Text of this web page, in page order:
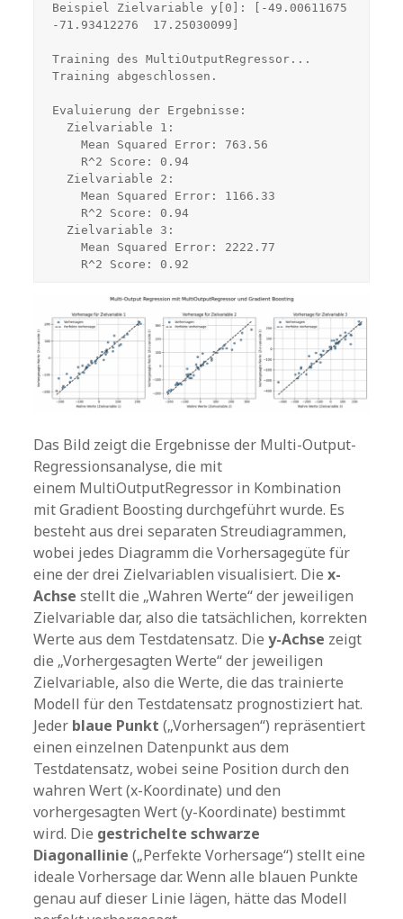
Beispiel Zielvariable y[0]: [-49.00611675
-71.93412276  17.25030099]
Training des MultiOutputRegressor...
Training abgeschlossen.
Evaluierung der Ergebnisse:
    R^2 Score: 0.92
Das Bild zeigt die Ergebnisse der Multi-Output-
Regressionsanalyse, die mit
einem MultiOutputRegressor in Kombination
mit Gradient Boosting durchgeführt wurde. Es
besteht aus drei separaten Streudiagrammen,
wobei jedes Diagramm die Vorhersagegüte für
eine der drei Zielvariablen visualisiert. Diex-
Achse stellt die „Wahren Werte“ der jeweiligen
Zielvariable dar, also die tatsächlichen, korrekten
Werte aus dem Testdatensatz. Diey-Achse zeigt
die „Vorhergesagten Werte“ der jeweiligen
Zielvariable, also die Werte, die das trainierte
Modell für den Testdatensatz prognostiziert hat.
Jeder blaue Punkt („Vorhersagen“) repräsentiert
einen einzelnen Datenpunkt aus dem
Testdatensatz, wobei seine Position durch den
wahren Wert (x-Koordinate) und den
vorhergesagten Wert (y-Koordinate) bestimmt
wird. Die gestrichelte schwarze
Diagonallinie („Perfekte Vorhersage“) stellt eine
ideale Vorhersage dar. Wenn alle blauen Punkte
genau auf dieser Linie lägen, hätte das Modell